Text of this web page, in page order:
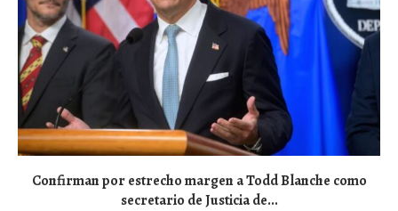
Confirman por estrecho margen a Todd Blanche como
secretario de Justicia de...